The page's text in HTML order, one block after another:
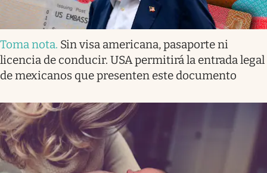
Toma nota. Sin visa americana, pasaporte ni
licencia de conducir. USA permitirá la entrada legal
de mexicanos que presenten este documento